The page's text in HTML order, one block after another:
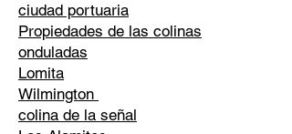
ciudad portuaria
Propiedades de las colinas
onduladas
Lomita
Wilmington
colina de la señal